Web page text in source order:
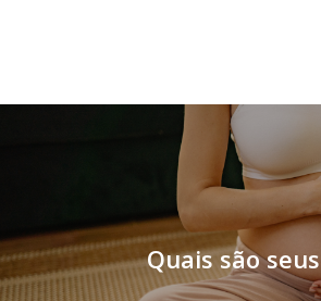
Quais são